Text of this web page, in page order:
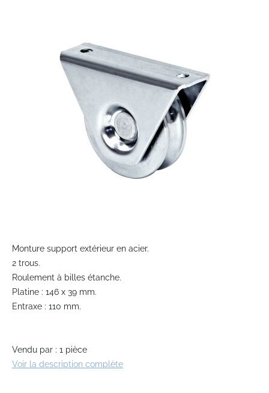
to
the
of
the
images
Monture support extérieur en acier.
2 trous.
Roulement à billes étanche.
Platine : 146 x 39 mm.
Entraxe : 110 mm.
Vendu par : 1 pièce
Voir la description complète